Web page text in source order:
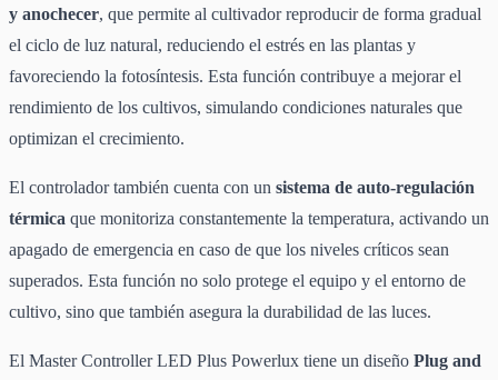
y anochecer, que permite al cultivador reproducir de forma gradual
el ciclo de luz natural, reduciendo el estrés en las plantas y
favoreciendo la fotosíntesis. Esta función contribuye a mejorar el
rendimiento de los cultivos, simulando condiciones naturales que
optimizan el crecimiento.
El controlador también cuenta con un sistema de auto-regulación
térmica que monitoriza constantemente la temperatura, activando un
apagado de emergencia en caso de que los niveles críticos sean
superados. Esta función no solo protege el equipo y el entorno de
cultivo, sino que también asegura la durabilidad de las luces.
El Master Controller LED Plus Powerlux tiene un diseño Plug and